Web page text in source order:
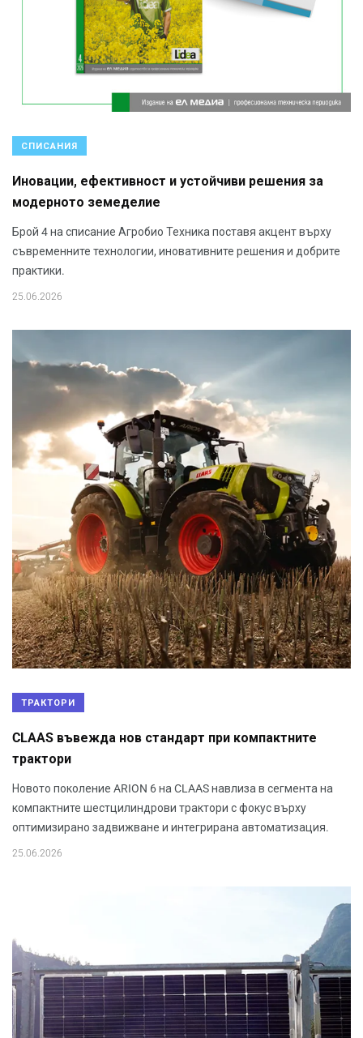
СПИСАНИЯ
Иновации, ефективност и устойчиви решения за
модерното земеделие
Брой 4 на списание Агробио Техника поставя акцент върху
съвременните технологии, иновативните решения и добрите
практики.
25.06.2026
ТРАКТОРИ
CLAAS въвежда нов стандарт при компактните
трактори
Новото поколение ARION 6 на CLAAS навлиза в сегмента на
компактните шестцилиндрови трактори с фокус върху
оптимизирано задвижване и интегрирана автоматизация.
25.06.2026